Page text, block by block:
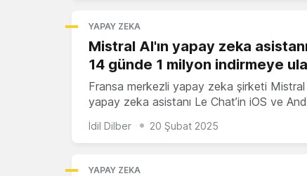
YAPAY ZEKA
Mistral AI'ın yapay zeka
14 günde 1 milyon indirmeye
Fransa merkezli yapay zeka şirketi Mistral
yapay zeka asistanı Le Chat’in iOS ve
İdil Dilber 20 Şubat 2025
YAPAY ZEKA